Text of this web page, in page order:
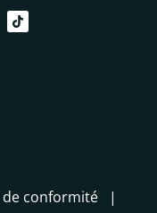
conformité